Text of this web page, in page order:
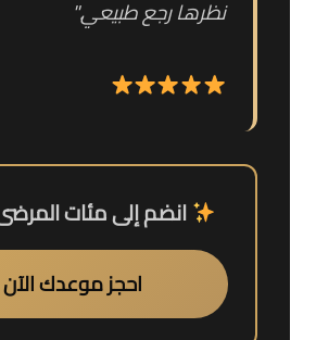
نظرها رجع طبيعي."
انضم إلى مئات
احجز موعدك الآن